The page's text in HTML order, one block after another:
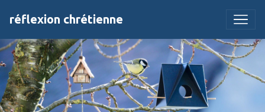
réflexion chrétienne